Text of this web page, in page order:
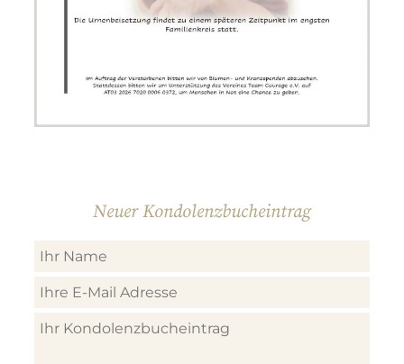
Neuer Kondolenzbucheintrag